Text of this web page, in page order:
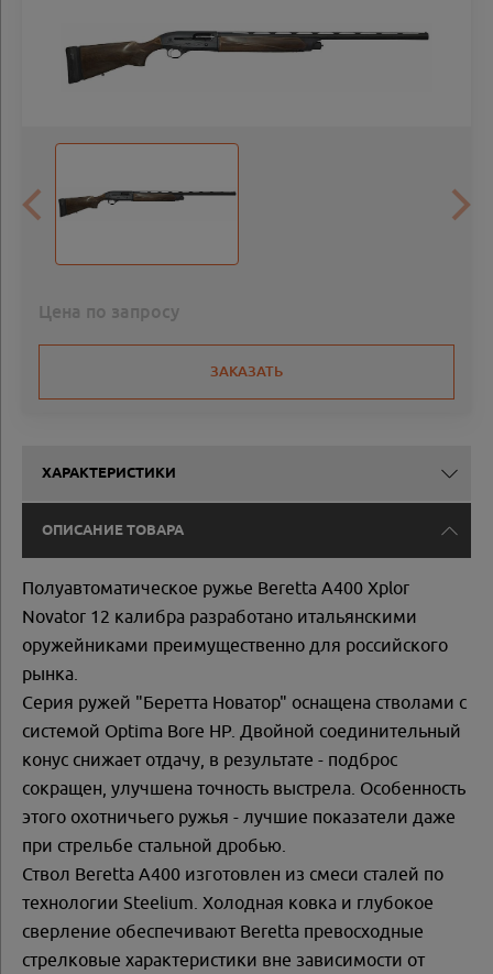
Цена по запросу
ЗАКАЗАТЬ
ХАРАКТЕРИСТИКИ
ОПИСАНИЕ ТОВАРА
Полуавтоматическое ружье Beretta A400 Xplor
Novator 12 калибра разработано итальянскими
оружейниками преимущественно для российского
рынка.
Серия ружей "Беретта Новатор" оснащена стволами с
системой Optima Bore HP. Двойной соединительный
конус снижает отдачу, в результате - подброс
сокращен, улучшена точность выстрела. Особенность
этого охотничьего ружья - лучшие показатели даже
при стрельбе стальной дробью.
Ствол Beretta A400 изготовлен из смеси сталей по
технологии Steelium. Холодная ковка и глубокое
сверление обеспечивают Beretta превосходные
стрелковые характеристики вне зависимости от